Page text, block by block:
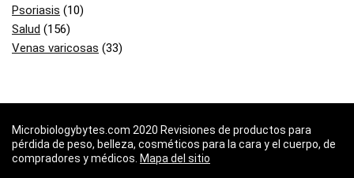
Psoriasis (10)
Salud (156)
Venas varicosas (33)
Microbiologybytes.com 2020 Revisiones de productos para
pérdida de peso, belleza, cosméticos para la cara y el cuerpo, de
compradores y médicos. Mapa del sitio